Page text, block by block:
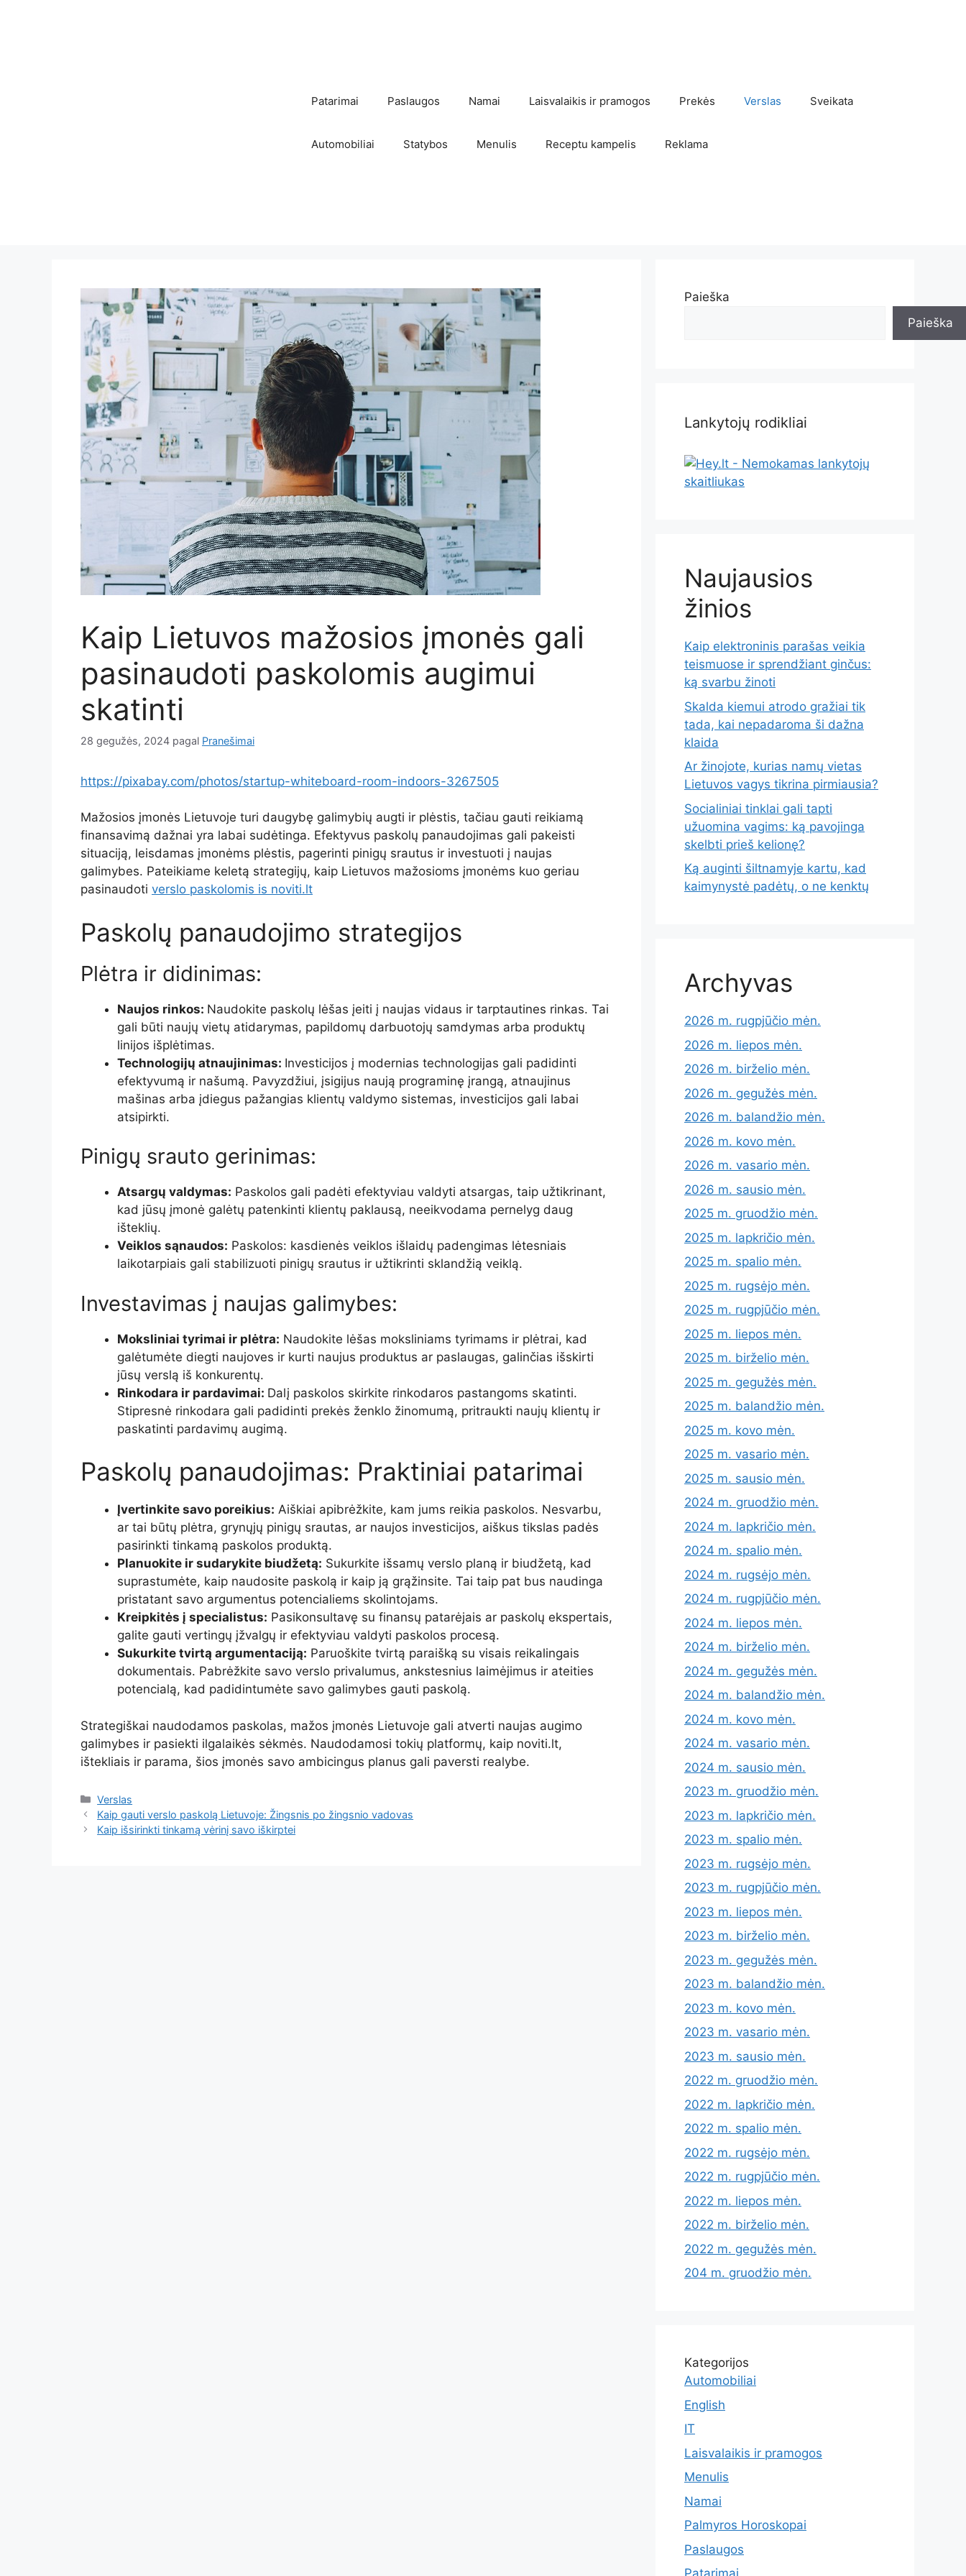
Patarimai Paslaugos Namai Laisvalaikis ir pramogos Prekės Verslas Sveikata
Automobiliai Statybos Menulis Receptu kampelis Reklama
Kaip Lietuvos mažosios įmonės gali
pasinaudoti paskolomis augimui
skatinti
28 gegužės, 2024 pagal Pranešimai
https://pixabay.com/photos/startup-whiteboard-room-indoors-3267505
Mažosios įmonės Lietuvoje turi daugybę galimybių augti ir plėstis, tačiau gauti reikiamą
finansavimą dažnai yra labai sudėtinga. Efektyvus paskolų panaudojimas gali pakeisti
situaciją, leisdamas įmonėms plėstis, pagerinti pinigų srautus ir investuoti į naujas
galimybes. Pateikiame keletą strategijų, kaip Lietuvos mažosioms įmonėms kuo geriau
pasinaudoti verslo paskolomis is noviti.lt
Paskolų panaudojimo strategijos
Plėtra ir didinimas:
Naujos rinkos: Naudokite paskolų lėšas įeiti į naujas vidaus ir tarptautines rinkas. Tai
gali būti naujų vietų atidarymas, papildomų darbuotojų samdymas arba produktų
linijos išplėtimas.
Technologijų atnaujinimas: Investicijos į modernias technologijas gali padidinti
efektyvumą ir našumą. Pavyzdžiui, įsigijus naują programinę įrangą, atnaujinus
mašinas arba įdiegus pažangias klientų valdymo sistemas, investicijos gali labai
atsipirkti.
Pinigų srauto gerinimas:
Atsargų valdymas: Paskolos gali padėti efektyviau valdyti atsargas, taip užtikrinant,
kad jūsų įmonė galėtų patenkinti klientų paklausą, neeikvodama pernelyg daug
išteklių.
Veiklos sąnaudos: Paskolos: kasdienės veiklos išlaidų padengimas lėtesniais
laikotarpiais gali stabilizuoti pinigų srautus ir užtikrinti sklandžią veiklą.
Investavimas į naujas galimybes:
Moksliniai tyrimai ir plėtra: Naudokite lėšas moksliniams tyrimams ir plėtrai, kad
galėtumėte diegti naujoves ir kurti naujus produktus ar paslaugas, galinčias išskirti
jūsų verslą iš konkurentų.
Rinkodara ir pardavimai: Dalį paskolos skirkite rinkodaros pastangoms skatinti.
Stipresnė rinkodara gali padidinti prekės ženklo žinomumą, pritraukti naujų klientų ir
paskatinti pardavimų augimą.
Paskolų panaudojimas: Praktiniai patarimai
Įvertinkite savo poreikius: Aiškiai apibrėžkite, kam jums reikia paskolos. Nesvarbu,
ar tai būtų plėtra, grynųjų pinigų srautas, ar naujos investicijos, aiškus tikslas padės
pasirinkti tinkamą paskolos produktą.
Planuokite ir sudarykite biudžetą: Sukurkite išsamų verslo planą ir biudžetą, kad
suprastumėte, kaip naudosite paskolą ir kaip ją grąžinsite. Tai taip pat bus naudinga
pristatant savo argumentus potencialiems skolintojams.
Kreipkitės į specialistus: Pasikonsultavę su finansų patarėjais ar paskolų ekspertais,
galite gauti vertingų įžvalgų ir efektyviau valdyti paskolos procesą.
Sukurkite tvirtą argumentaciją: Paruoškite tvirtą paraišką su visais reikalingais
dokumentais. Pabrėžkite savo verslo privalumus, ankstesnius laimėjimus ir ateities
potencialą, kad padidintumėte savo galimybes gauti paskolą.
Strategiškai naudodamos paskolas, mažos įmonės Lietuvoje gali atverti naujas augimo
galimybes ir pasiekti ilgalaikės sėkmės. Naudodamosi tokių platformų, kaip noviti.lt,
ištekliais ir parama, šios įmonės savo ambicingus planus gali paversti realybe.
Kategorijos
Verslas
Kaip gauti verslo paskolą Lietuvoje: Žingsnis po žingsnio vadovas
Kaip išsirinkti tinkamą vėrinį savo iškirptei
Paieška
Paieška
Lankytojų rodikliai
Naujausios
žinios
Kaip elektroninis parašas veikia
teismuose ir sprendžiant ginčus:
ką svarbu žinoti
Skalda kiemui atrodo gražiai tik
tada, kai nepadaroma ši dažna
klaida
Ar žinojote, kurias namų vietas
Lietuvos vagys tikrina pirmiausia?
Socialiniai tinklai gali tapti
užuomina vagims: ką pavojinga
skelbti prieš kelionę?
Ką auginti šiltnamyje kartu, kad
kaimynystė padėtų, o ne kenktų
Archyvas
2026 m. rugpjūčio mėn.
2026 m. liepos mėn.
2026 m. birželio mėn.
2026 m. gegužės mėn.
2026 m. balandžio mėn.
2026 m. kovo mėn.
2026 m. vasario mėn.
2026 m. sausio mėn.
2025 m. gruodžio mėn.
2025 m. lapkričio mėn.
2025 m. spalio mėn.
2025 m. rugsėjo mėn.
2025 m. rugpjūčio mėn.
2025 m. liepos mėn.
2025 m. birželio mėn.
2025 m. gegužės mėn.
2025 m. balandžio mėn.
2025 m. kovo mėn.
2025 m. vasario mėn.
2025 m. sausio mėn.
2024 m. gruodžio mėn.
2024 m. lapkričio mėn.
2024 m. spalio mėn.
2024 m. rugsėjo mėn.
2024 m. rugpjūčio mėn.
2024 m. liepos mėn.
2024 m. birželio mėn.
2024 m. gegužės mėn.
2024 m. balandžio mėn.
2024 m. kovo mėn.
2024 m. vasario mėn.
2024 m. sausio mėn.
2023 m. gruodžio mėn.
2023 m. lapkričio mėn.
2023 m. spalio mėn.
2023 m. rugsėjo mėn.
2023 m. rugpjūčio mėn.
2023 m. liepos mėn.
2023 m. birželio mėn.
2023 m. gegužės mėn.
2023 m. balandžio mėn.
2023 m. kovo mėn.
2023 m. vasario mėn.
2023 m. sausio mėn.
2022 m. gruodžio mėn.
2022 m. lapkričio mėn.
2022 m. spalio mėn.
2022 m. rugsėjo mėn.
2022 m. rugpjūčio mėn.
2022 m. liepos mėn.
2022 m. birželio mėn.
2022 m. gegužės mėn.
204 m. gruodžio mėn.
Kategorijos
Automobiliai
English
IT
Laisvalaikis ir pramogos
Menulis
Namai
Palmyros Horoskopai
Paslaugos